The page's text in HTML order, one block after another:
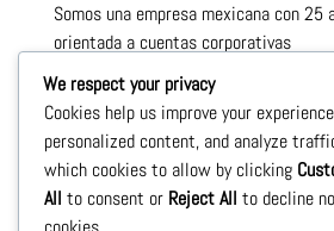
Somos una empresa mexicana con 25
orientada a cuentas corporativas
este nivel de servicio nos permite
calidad y con precios sumamente
Le llevamos a la puerta de su
productos necesarios para su
We respect your privacy
Cookies help us improve your
personalized content, and analyze
which cookies to allow by clicking
All to consent or Reject All to decline